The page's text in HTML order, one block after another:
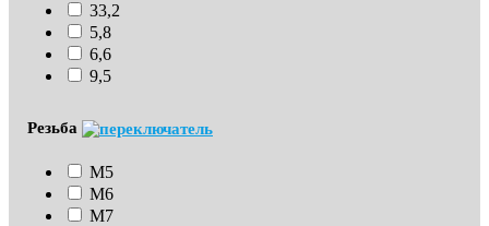
33,2
5,8
6,6
9,5
Резьба
М5
М6
М7